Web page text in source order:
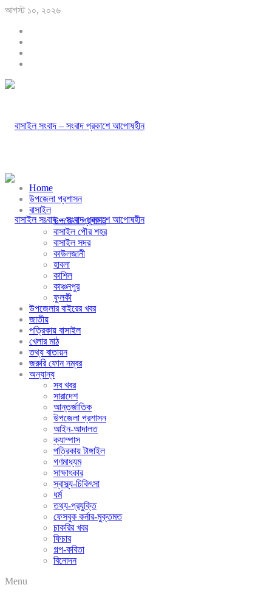
আগস্ট ১০, ২০২৬
Home
উপজেলা প্রশাসন
বাসাইল
উপজেলা প্রশাসন
বাসাইল পৌর শহর
বাসাইল সদর
কাউলজানী
হাবলা
কাশিল
কাঞ্চনপুর
ফুলকী
উপজেলার বাইরের খবর
জাতীয়
পত্রিকায় বাসাইল
খেলার মাঠ
তথ্য বাতায়ন
জরুরি ফোন নম্বর
অন্যান্য
সব খবর
সারাদেশ
আন্তর্জাতিক
উপজেলা প্রশাসন
আইন-আদালত
ক্যাম্পাস
পত্রিকায় টাঙ্গাইল
গণমাধ্যম
সাক্ষাৎকার
স্বাস্থ্য-চিকিৎসা
ধর্ম
তথ্য-প্রযুক্তি
ফেসবুক কর্নার-মুক্তমত
চাকরির খবর
ফিচার
গল্প-কবিতা
বিনোদন
Menu